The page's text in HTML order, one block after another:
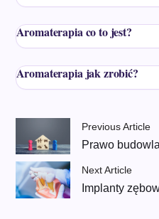
Aromaterapia co to jest?
Aromaterapia jak zrobić?
Previous Article
Prawo
Next Article
Implanty